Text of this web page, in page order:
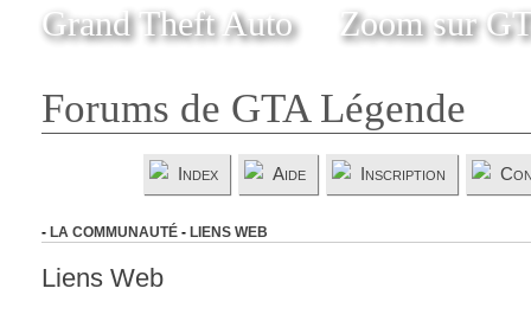
Grand Theft Auto Zoom sur
Forums de GTA Légende
Index Aide Inscription
- LA COMMUNAUTÉ - LIENS WEB
Liens Web